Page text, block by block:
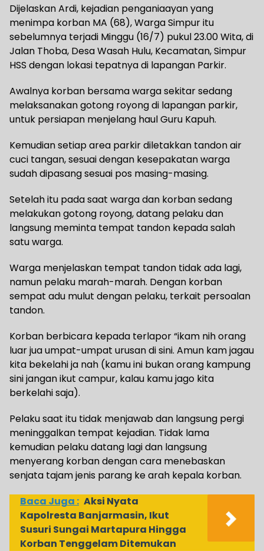
Dijelaskan Ardi, kejadian penganiaayan yang
menimpa korban MA (68), Warga Simpur itu
sebelumnya terjadi Minggu (16/7) pukul 23.00 Wita, di
Jalan Thoba, Desa Wasah Hulu, Kecamatan, Simpur
HSS dengan lokasi tepatnya di lapangan Parkir.
Awalnya korban bersama warga sekitar sedang
melaksanakan gotong royong di lapangan parkir,
untuk persiapan menjelang haul Guru Kapuh.
Kemudian setiap area parkir diletakkan tandon air
cuci tangan, sesuai dengan kesepakatan warga
sudah dipasang sesuai pos masing-masing.
Setelah itu pada saat warga dan korban sedang
melakukan gotong royong, datang pelaku dan
langsung meminta tempat tandon kepada salah
satu warga.
Warga menjelaskan tempat tandon tidak ada lagi,
namun pelaku marah-marah. Dengan korban
sempat adu mulut dengan pelaku, terkait persoalan
tandon.
Korban berbicara kepada terlapor “ikam nih orang
luar jua umpat-umpat urusan di sini. Amun kam jagau
kita bekelahi ja nah (kamu ini bukan orang kampung
sini jangan ikut campur, kalau kamu jago kita
berkelahi saja).
Pelaku saat itu tidak menjawab dan langsung pergi
meninggalkan tempat kejadian. Tidak lama
kemudian pelaku datang lagi dan langsung
menyerang korban dengan cara menebaskan
senjata tajam jenis parang ke arah kepala korban.
Baca Juga : Aksi Nyata
Kapolresta Banjarmasin, Ikut
Susuri Sungai Martapura Hingga
Korban Tenggelam Ditemukan